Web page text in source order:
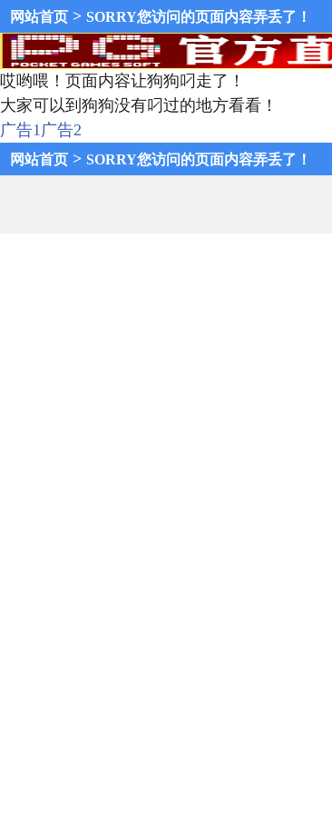
网站首页 > SORRY您访问的页面内容弄丢了！
哎哟喂！页面内容让狗狗叼走了！
大家可以到狗狗没有叼过的地方看看！
广告1广告2
网站首页 > SORRY您访问的页面内容弄丢了！